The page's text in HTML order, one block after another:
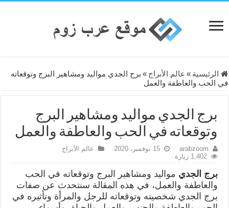
الرئيسية » عالم الأبراج » برج الجدي مواليد ومشاهير البرج وتوقعاته
في الحب والعاطفة والعمل
برج الجدي مواليد ومشاهير البرج
وتوقعاته في الحب والعاطفة والعمل
arabzoom 15 نوفمبر، 2020
عالم الأبراج
1,402 زيارة
برج الجدي مواليد ومشاهير البرج وتوقعاته في الحب
والعاطفة والعمل، في هذه المقالة سنتحدث عن صفات
برج الجدي شخصيته وتوقعاته للرجل والمرأة وتأثيره في